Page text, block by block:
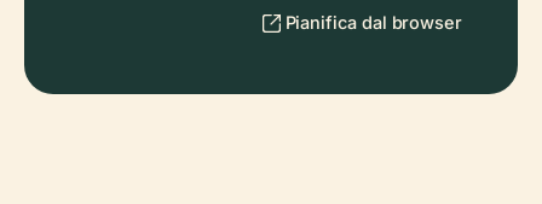
Pianifica dal browser